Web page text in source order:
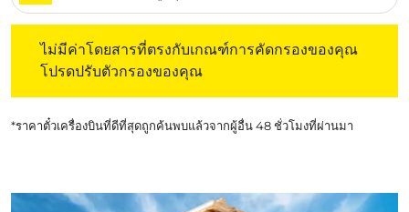
ไม่มีค่าโดยสารที่ตรงกับเกณฑ์การคัดกรองของคุณ
โปรดปรับตัวกรองของคุณ
*ราคาตั๋วเครื่องบินที่ดีที่สุดถูกค้นพบแล้วจากผู้อื่น 48 ชั่วโมงที่ผ่านมา